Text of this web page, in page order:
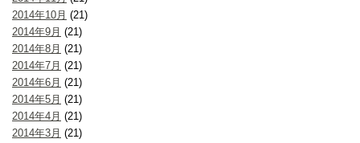
2014年10月 (21)
2014年9月 (21)
2014年8月 (21)
2014年7月 (21)
2014年6月 (21)
2014年5月 (21)
2014年4月 (21)
2014年3月 (21)